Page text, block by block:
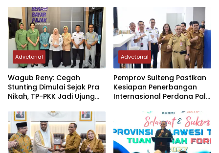
Advetorial
Wagub Reny: Cegah
Stunting Dimulai Sejak Pra
Nikah, TP-PKK Jadi Ujung
Advetorial
Pemprov Sulteng Pastikan
Kesiapan Penerbangan
Internasional Perdana Palu